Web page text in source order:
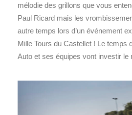
mélodie des grillons que vous
Paul Ricard mais les
autre temps lors d’un événement
Mille Tours du Castellet ! Le temps
Auto et ses équipes vont investir